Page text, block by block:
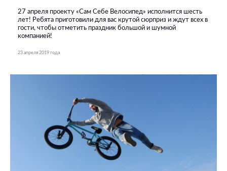
27 апреля проекту «Сам Себе Велосипед» исполнится шесть
лет! Ребята приготовили для вас крутой сюрприз и ждут всех в
гости, чтобы отметить праздник большой и шумной
компанией!
23 апреля 2019 года